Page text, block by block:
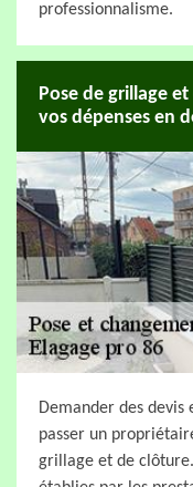
professionnalisme.
Pose de grillage
vos dépenses en
Demander des
passer un
grillage et de